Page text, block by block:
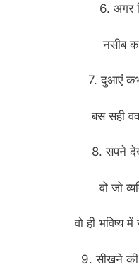
6. अगर
नसीब
7. दुआएं
बस सही
8. सपने
वो जो
वो ही भविष्य
9. सीखने की